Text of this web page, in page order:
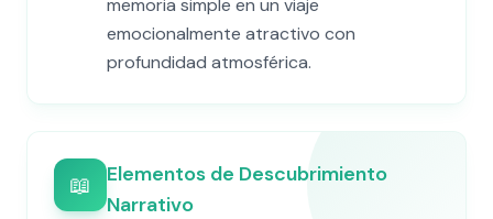
memoria simple en un viaje
emocionalmente atractivo con
profundidad atmosférica.
📖
Elementos de Descubrimiento
Narrativo